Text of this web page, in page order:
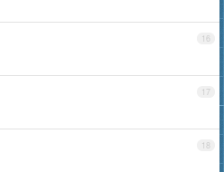
16
17
18